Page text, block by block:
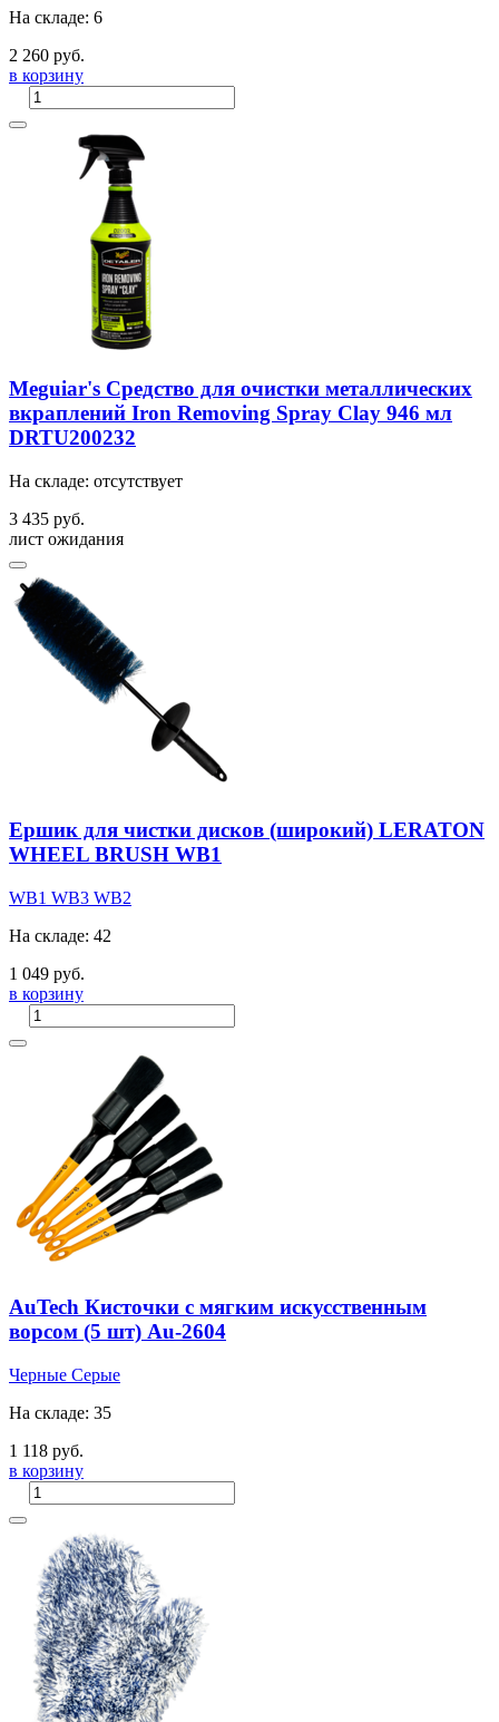
На складе: 6
2 260 руб.
в корзину
Meguiar's Средство для очистки металлических
вкраплений Iron Removing Spray Clay 946 мл
DRTU200232
На складе: отсутствует
3 435 руб.
лист ожидания
Ершик для чистки дисков (широкий) LERATON
WHEEL BRUSH WB1
WB1 WB3 WB2
На складе: 42
1 049 руб.
в корзину
AuTech Кисточки с мягким искусственным
ворсом (5 шт) Au-2604
Черные Серые
На складе: 35
1 118 руб.
в корзину